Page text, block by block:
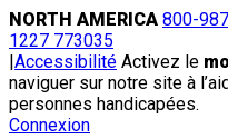
Skip
to
content
NORTH AMERICA 800-
1227 773035
|Accessibilité Activez le
naviguer sur notre site à
personnes handicapées.
Connexion